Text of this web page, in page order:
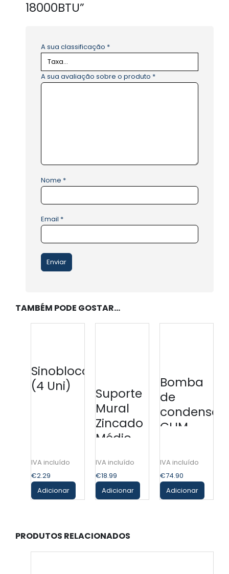
18000BTU”
A sua classificação *
A sua avaliação sobre o produto *
Nome *
Email *
TAMBÉM PODE GOSTAR…
Sinobloco
(4 Uni)
€2.29
Adicionar
Suporte
Mural
Zincado
Médio
(Par)
€18.99
Adicionar
Bomba
de
CLIM
€74.90
Adicionar
PRODUTOS RELACIONADOS